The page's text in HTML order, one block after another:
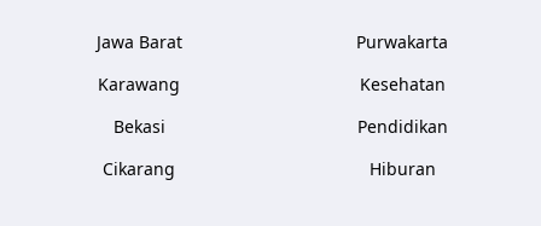
Jawa Barat
Karawang
Bekasi
Cikarang
Purwakarta
Kesehatan
Pendidikan
Hiburan